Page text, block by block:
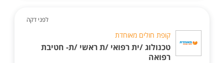
לפני דקה
קופת חולים מאוחדת
טכנולוג /ית רפואי /ת ראשי /ת- חטיבת
רפואה